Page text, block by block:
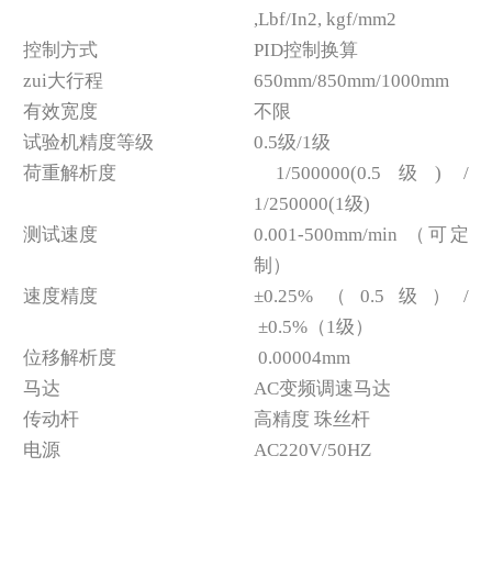
,Lbf/In2, kgf/mm2
控制方式
PID控制换算
zui大行程
650mm/850mm/1000mm
有效宽度
不限
试验机精度等级
0.5级/1级
荷重解析度
1/500000(0.5级) /
1/250000(1级)
测试速度
0.001-500mm/min （可定
制）
速度精度
±0.25%（0.5级）/
±0.5%（1级）
位移解析度
0.00004mm
马达
AC变频调速马达
传动杆
高精度 珠丝杆
电源
AC220V/50HZ